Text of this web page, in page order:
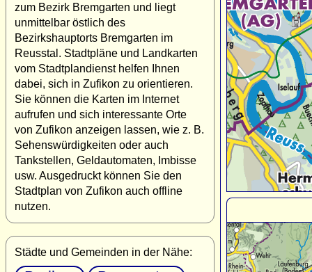
zum Bezirk Bremgarten und liegt
unmittelbar östlich des
Bezirkshauptorts Bremgarten im
Reusstal. Stadtpläne und Landkarten
vom Stadtplandienst helfen Ihnen
dabei, sich in Zufikon zu orientieren.
Sie können die Karten im Internet
aufrufen und sich interessante Orte
von Zufikon anzeigen lassen, wie z. B.
Sehenswürdigkeiten oder auch
Tankstellen, Geldautomaten, Imbisse
usw. Ausgedruckt können Sie den
Stadtplan von Zufikon auch offline
nutzen.
Städte und Gemeinden in der Nähe: